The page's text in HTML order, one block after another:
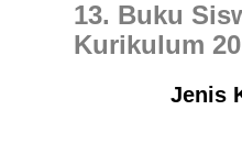
13. Buku
Kurikulum
Jenis